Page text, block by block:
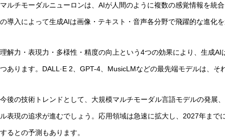
マルチモーダルニューロンは、AIが人間のように複数の感覚情報を統
の導入によって生成AIは画像・テキスト・音声各分野で飛躍的な進化
理解力・表現力・多様性・精度の向上という4つの効果により、生成
つあります。DALL·E 2、GPT-4、MusicLMなどの最先端モデルは、
今後の技術トレンドとして、大規模マルチモーダル言語モデルの発展
ル表現の追求が進むでしょう。応用領域は急速に拡大し、2027年ま
するとの予測もあります。